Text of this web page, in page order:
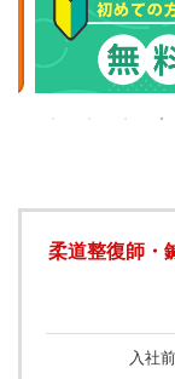
柔道整復師・
入社